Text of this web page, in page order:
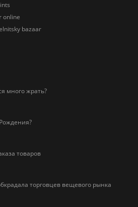
online
bazaar
много жрать?
товаров
торговцев вещевого рынка